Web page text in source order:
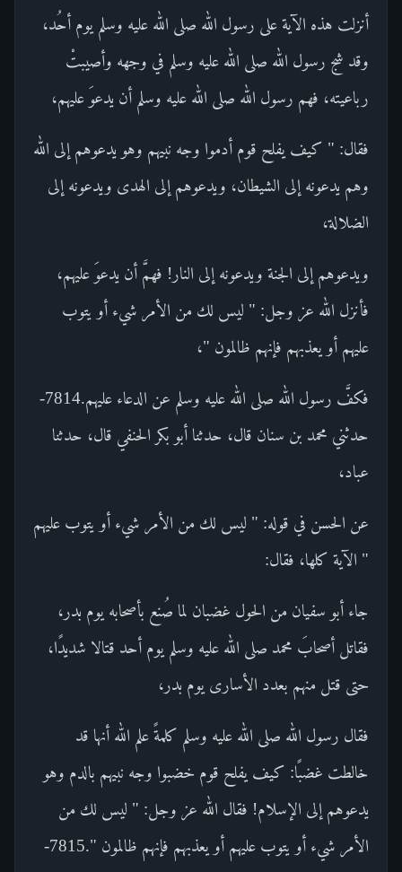
أنزلت هذه الآية على رسول الله صلى الله عليه وسلم يوم أحُد،
وقد شج رسول الله صلى الله عليه وسلم في وجهه وأصيبتْ
رباعيته، فهم رسول الله صلى الله عليه وسلم أن يدعوَ عليهم،
فقال: " كيف يفلح قوم أدموا وجه نبيهم وهو يدعوهم إلى الله
وهم يدعونه إلى الشيطان، ويدعوهم إلى الهدى ويدعونه إلى
الضلالة،
ويدعوهم إلى الجنة ويدعونه إلى النار! فهمَّ أن يدعوَ عليهم،
فأنزل الله عز وجل: " ليس لك من الأمر شيء أو يتوب
عليهم أو يعذبهم فإنهم ظالمون "،
فكفَّ رسول الله صلى الله عليه وسلم عن الدعاء عليهم.7814-
حدثني محمد بن سنان قال، حدثنا أبو بكر الحنفي قال، حدثنا
عباد،
عن الحسن في قوله: " ليس لك من الأمر شيء أو يتوب عليهم
" الآية كلها، فقال:
جاء أبو سفيان من الحول غضبان لما صُنع بأصحابه يوم بدر،
فقاتل أصحابَ محمد صلى الله عليه وسلم يوم أحد قتالا شديدًا،
حتى قتل منهم بعدد الأسارى يوم بدر،
فقال رسول الله صلى الله عليه وسلم كلمةً علم الله أنها قد
خالطت غضبًا: كيف يفلح قوم خضبوا وجه نبيهم بالدم وهو
يدعوهم إلى الإسلام! فقال الله عز وجل: " ليس لك من
الأمر شيء أو يتوب عليهم أو يعذبهم فإنهم ظالمون ".7815-